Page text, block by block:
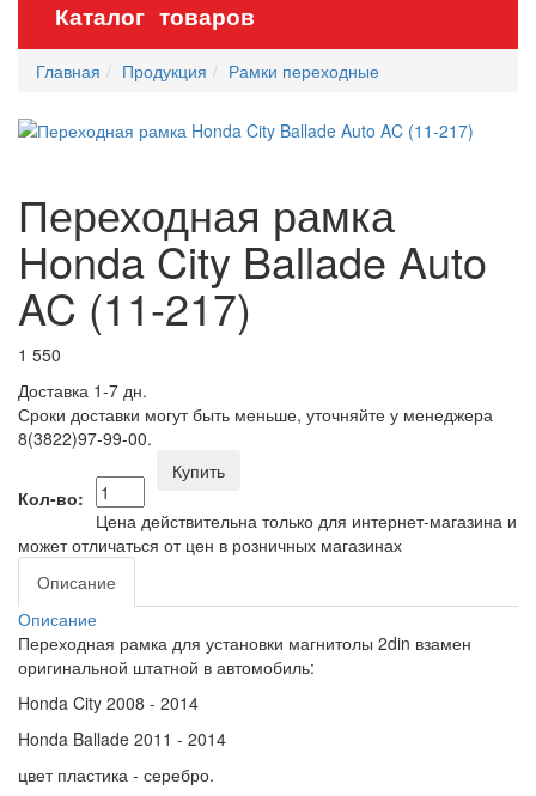
Каталог товаров
Главная Продукция Рамки переходные
Переходная рамка
Honda City Ballade Auto
AC (11-217)
1 550
Доставка 1-7 дн.
Сроки доставки могут быть меньше, уточняйте у менеджера
8(3822)97-99-00.
Кол-во:
Купить
Цена действительна только для интернет-магазина и
может отличаться от цен в розничных магазинах
Описание
Описание
Переходная рамка для установки магнитолы 2din взамен
оригинальной штатной в автомобиль:
Honda City 2008 - 2014
Honda Ballade 2011 - 2014
цвет пластика - серебро.